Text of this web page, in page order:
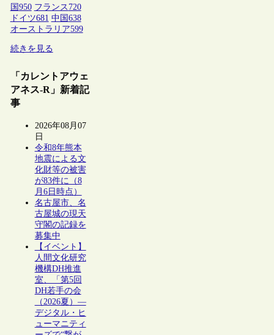
国 950 フランス 720
ドイツ681 中国 638
オーストラリア599
続きを見る
「カレントアウェ
アネス-R」新着記
事
2026年08月07
日
令和8年熊本
地震による文
化財等の被害
が83件に（8
月6日時点）
名古屋市、名
古屋城の現天
守閣の記録を
募集中
【イベント】
人間文化研究
機構DH推進
室、「第5回
DH若手の会
（2026夏）―
デジタル・ヒ
ューマニティ